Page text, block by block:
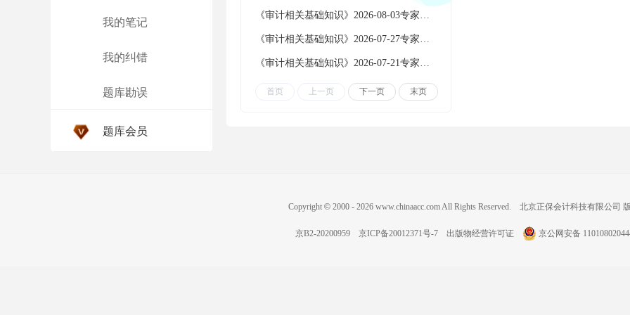
我的笔记
我的纠错
题库勘误
题库会员
《审计相关基础知识》2026-08-03专家点评
《审计相关基础知识》2026-07-27专家点评
《审计相关基础知识》2026-07-21专家点评
首页 上一页 下一页 末页